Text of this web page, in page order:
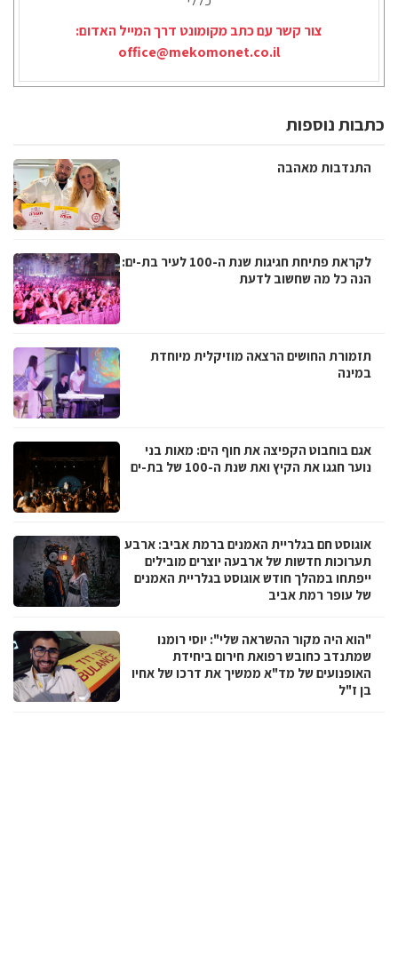
צור קשר עם כתב מקומונט דרך המייל האדום:
office@mekomonet.co.il
כתבות נוספות
התנדבות מאהבה
לקראת פתיחת חגיגות שנת ה-100 לעיר בת-ים:
הנה כל מה שחשוב לדעת
תזמורת החושים הרצאה מוזיקלית מיוחדת
במינה
אגם בוחבוט הקפיצה את חוף הים: מאות בני
נוער חגגו את הקיץ ואת שנת ה-100 של בת-ים
אוגוסט חם בגלריית האמנים ברמת אביב: ארבע
תערוכות חדשות של ארבעה יוצרים מובילים
ייפתחו במהלך חודש אוגוסט בגלריית האמנים
של עופר רמת אביב
"הוא היה מקור ההשראה שלי": יוסי רומנו
שמתנדב כחובש רפואת חירום ביחידת
האופנועים של מד"א ממשיך את דרכו של אחיו
בן ז"ל